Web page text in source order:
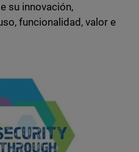
su innovación,
funcionalidad, valor e